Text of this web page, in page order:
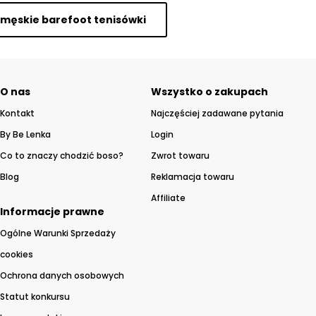
męskie barefoot tenisówki
O nas
Kontakt
By Be Lenka
Co to znaczy chodzić boso?
Blog
Wszystko o zakupach
Najczęściej zadawane pytania
Login
Zwrot towaru
Reklamacja towaru
Affiliate
Informacje prawne
Ogólne Warunki Sprzedaży
cookies
Ochrona danych osobowych
Statut konkursu